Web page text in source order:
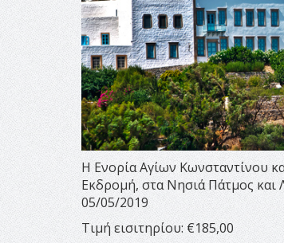
Η Ενορία Αγίων Κωνσταντίνου
Εκδρομή, στα Νησιά Πάτμος και
05/05/2019
Τιμή εισιτηρίου: €185,00